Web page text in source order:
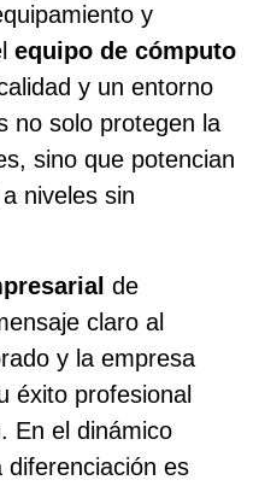
y
equipo de cómputo
y un entorno
no solo protegen la
sino que potencian
a niveles sin
de
claro al
y la empresa
éxito profesional
En el dinámico
diferenciación es